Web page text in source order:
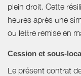
plein droit. Cette
heures après une
ou lettre remise en
Cession et sous-
Le présent contrat